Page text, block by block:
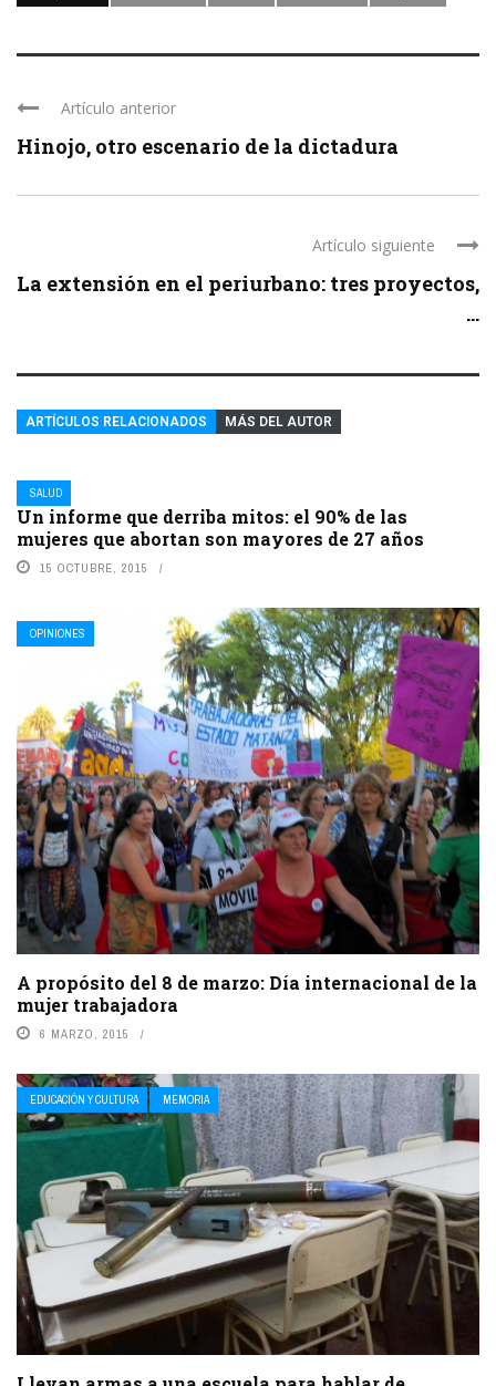
Artículo anterior
Hinojo, otro escenario de la dictadura
Artículo siguiente
La extensión en el periurbano: tres proyectos,
...
ARTÍCULOS RELACIONADOS MÁS DEL AUTOR
SALUD
Un informe que derriba mitos: el 90% de las
mujeres que abortan son mayores de 27 años
15 OCTUBRE, 2015
OPINIONES
A propósito del 8 de marzo: Día internacional de la
mujer trabajadora
6 MARZO, 2015
EDUCACIÓN Y CULTURA MEMORIA